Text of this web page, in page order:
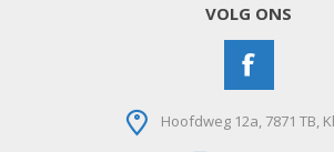
VOLG ONS
Hoofdweg 12a, 7871 TB,